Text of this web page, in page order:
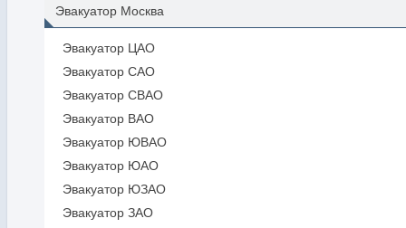
Эвакуатор Москва
Эвакуатор ЦАО
Эвакуатор САО
Эвакуатор СВАО
Эвакуатор ВАО
Эвакуатор ЮВАО
Эвакуатор ЮАО
Эвакуатор ЮЗАО
Эвакуатор ЗАО